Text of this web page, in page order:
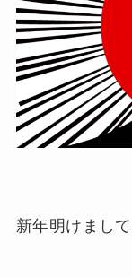
新年明けまし